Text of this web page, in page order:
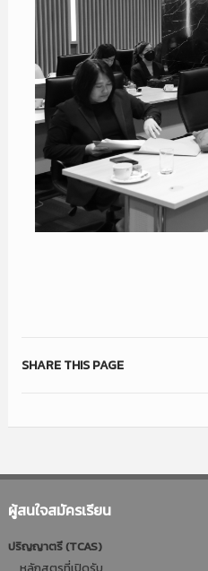
SHARE THIS PAGE
ผู้สนใจสมัครเรียน
ปริญญาตรี (TCAS)